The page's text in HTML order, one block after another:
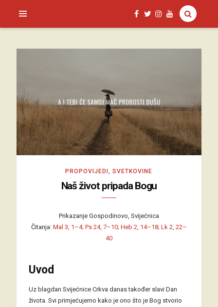
PROPOVIJEDI ,SVETKOVINE
Naš život pripada Bogu
Prikazanje Gospodinovo, Svijećnica
Čitanja: Mal 3, 1–4; Ps 24, 7–10; Heb 2, 14–18; Lk 2, 22–
40
Uvod
Uz blagdan Svijećnice Crkva danas također slavi Dan
života. Svi primjećujemo kako je ono što je Bog stvorio